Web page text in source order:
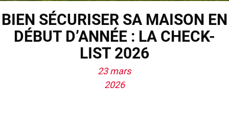
BIEN SÉCURISER SA MAISON EN
DÉBUT D’ANNÉE : LA CHECK-
LIST 2026
23 mars
2026